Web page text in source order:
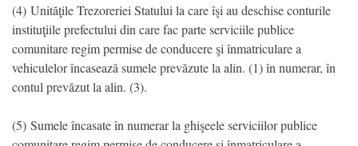
(4) Unităţile Trezoreriei Statului la care îşi au deschise conturile
instituţiile prefectului din care fac parte serviciile publice
comunitare regim permise de conducere şi înmatriculare a
vehiculelor încasează sumele prevăzute la alin. (1) în numerar, în
contul prevăzut la alin. (3).
(5) Sumele încasate în numerar la ghişeele serviciilor publice